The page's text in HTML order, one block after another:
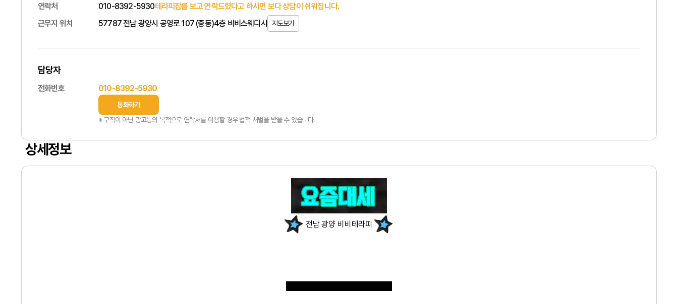
연락처 010-8392-5930테라피잡를 보고 연락드렸다고 하시면 보다 상담이 쉬워집니다.
근무지 위치
57787 전남 광양시 공영로 107 (중동)4층 비비스웨디시 지도보기
담당자
전화번호 010-8392-5930
통화하기
※ 구직이 아닌 광고등의 목적으로 연락처를 이용할 경우 법적 처벌을 받을 수 있습니다.
상세정보
전남 광양 비비테라피